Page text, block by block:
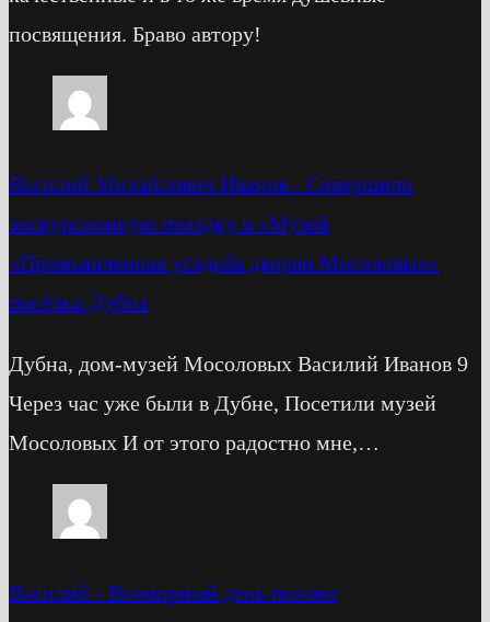
посвящения. Браво автору!
Василий Михайлович Иванов - Cовершили
экскурсионную поездку в «Музей
«Промышленная усадьба дворян Мосоловых»
посёлка Дубна
Дубна, дом-музей Мосоловых Василий Иванов 9
Через час уже были в Дубне, Посетили музей
Мосоловых И от этого радостно мне,…
Василий - Всемирный день поэзии